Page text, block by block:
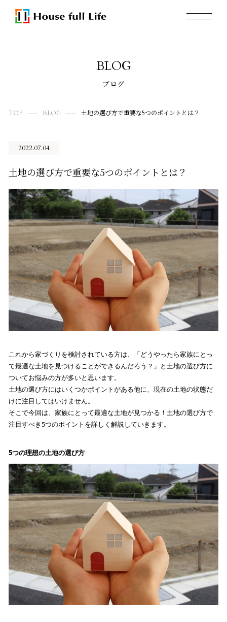
BLOG
ブログ
TOP BLOG 土地の選び方で重要な5つのポイントとは？
2022.07.04
土地の選び方で重要な5つのポイントとは？
これから家づくりを検討されている方は、「どうやったら家族にとっ
て最適な土地を見つけることができるんだろう？」と土地の選び方に
ついてお悩みの方が多いと思います。
土地の選び方にはいくつかポイントがある他に、現在の土地の状態だ
けに注目してはいけません。
そこで今回は、家族にとって最適な土地が見つかる！土地の選び方で
注目すべき5つのポイントを詳しく解説していきます。
5つの理想の土地の選び方